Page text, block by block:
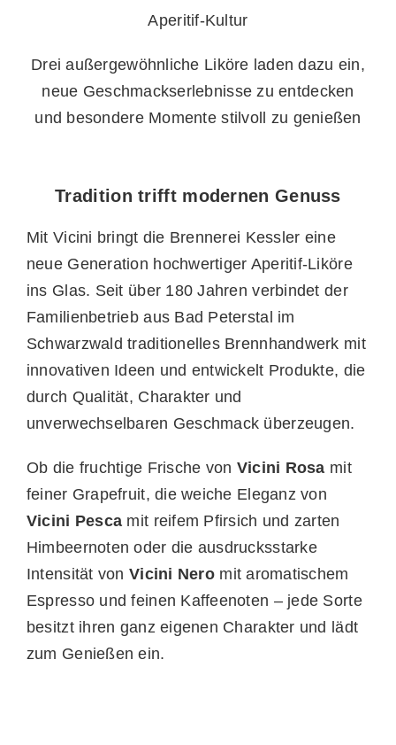
Aperitif-Kultur
Drei außergewöhnliche Liköre laden dazu ein,
neue Geschmackserlebnisse zu entdecken
und besondere Momente stilvoll zu genießen
Tradition trifft modernen Genuss
Mit Vicini bringt die Brennerei Kessler eine
neue Generation hochwertiger Aperitif-Liköre
ins Glas. Seit über 180 Jahren verbindet der
Familienbetrieb aus Bad Peterstal im
Schwarzwald traditionelles Brennhandwerk mit
innovativen Ideen und entwickelt Produkte, die
durch Qualität, Charakter und
unverwechselbaren Geschmack überzeugen.
Ob die fruchtige Frische von Vicini Rosa mit
feiner Grapefruit, die weiche Eleganz von
Vicini Pesca mit reifem Pfirsich und zarten
Himbeernoten oder die ausdrucksstarke
Intensität von Vicini Neromit aromatischem
Espresso und feinen Kaffeenoten – jede Sorte
besitzt ihren ganz eigenen Charakter und lädt
zum Genießen ein.